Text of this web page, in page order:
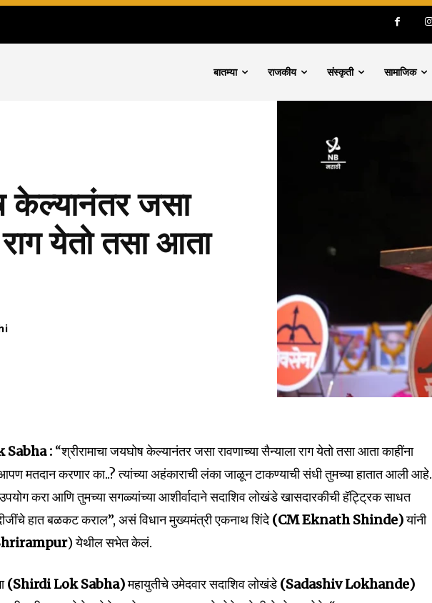
community of
and be part
enter your email address on our website or click
inbox. Your information is safe with us.
बातम्या राजकीय संस्कृती सामाजिक
केल्यानंतर जसा
राग येतो तसा आता
Sabha : “श्रीरामाचा जयघोष केल्यानंतर जसा रावणाच्या सैन्याला राग येतो तसा आता काहींना
मतदान करणार का..? त्यांच्या अहंकाराची लंका जाळून टाकण्याची संधी तुमच्या हातात आली आहे.
करा आणि तुमच्या सगळ्यांच्या आशीर्वादाने सदाशिव लोखंडे खासदारकीची हॅट्ट्रिक साधत
हात बळकट कराल”, असं विधान मुख्यमंत्री एकनाथ शिंदे(CM Eknath Shinde)यांनी
) येथील सभेत केलं.
(Shirdi Lok Sabha)महायुतीचे उमेदवार सदाशिव लोखंडे(Sadashiv Lokhande)